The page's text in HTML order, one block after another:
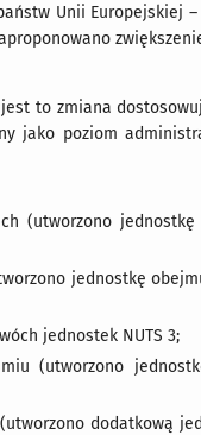
Unii Europejskiej
to zmiana
jako poziom
(utworzono
jednostkę
jednostek NUTS 3;
(utworzono
dodatkową